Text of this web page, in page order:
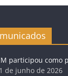
participou
de junho de 2026